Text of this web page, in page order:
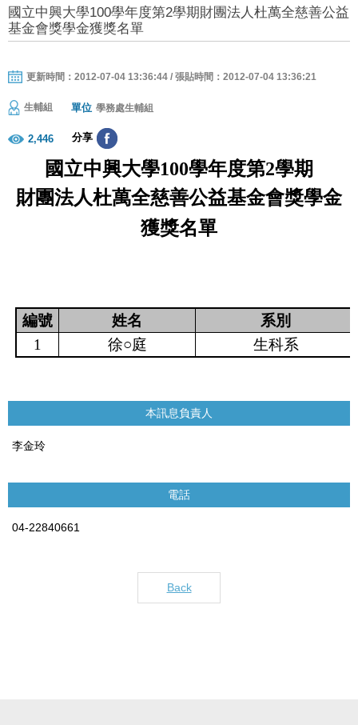
國立中興大學100學年度第2學期財團法人杜萬全慈善公益
基金會獎學金獲獎名單
更新時間：2012-07-04 13:36:44 / 張貼時間：2012-07-04 13:36:21
生輔組 單位 學務處生輔組
2,446 分享
國立中興大學100學年度第2學期
財團法人杜萬全慈善公益基金會獎學金
獲獎名單
編號 姓名
系別
1
徐○庭 生科系
本訊息負責人
李金玲
電話
04-22840661
Back